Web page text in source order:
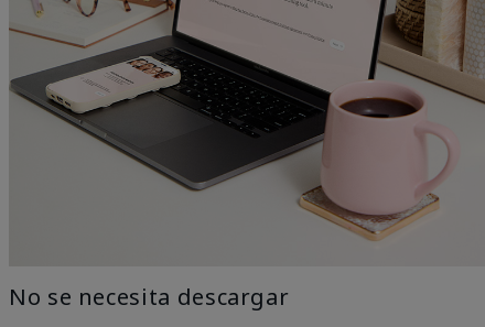
No se necesita descargar